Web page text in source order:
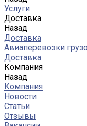
Услуги
Доставка
Назад
Доставка
Авиаперевозки
Доставка
Компания
Назад
Компания
Новости
Статьи
Отзывы